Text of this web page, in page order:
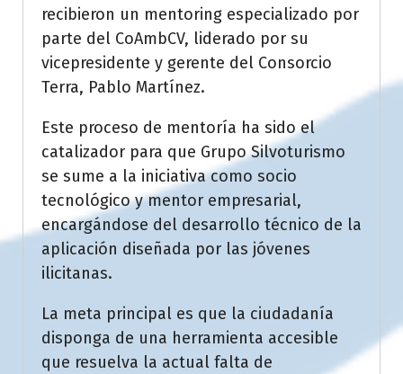
recibieron un mentoring especializado por
parte del CoAmbCV, liderado por su
vicepresidente y gerente del Consorcio
Terra, Pablo Martínez.
Este proceso de mentoría ha sido el
catalizador para que Grupo Silvoturismo
se sume a la iniciativa como socio
tecnológico y mentor empresarial,
encargándose del desarrollo técnico de la
aplicación diseñada por las jóvenes
ilicitanas.
La meta principal es que la ciudadanía
disponga de una herramienta accesible
que resuelva la actual falta de